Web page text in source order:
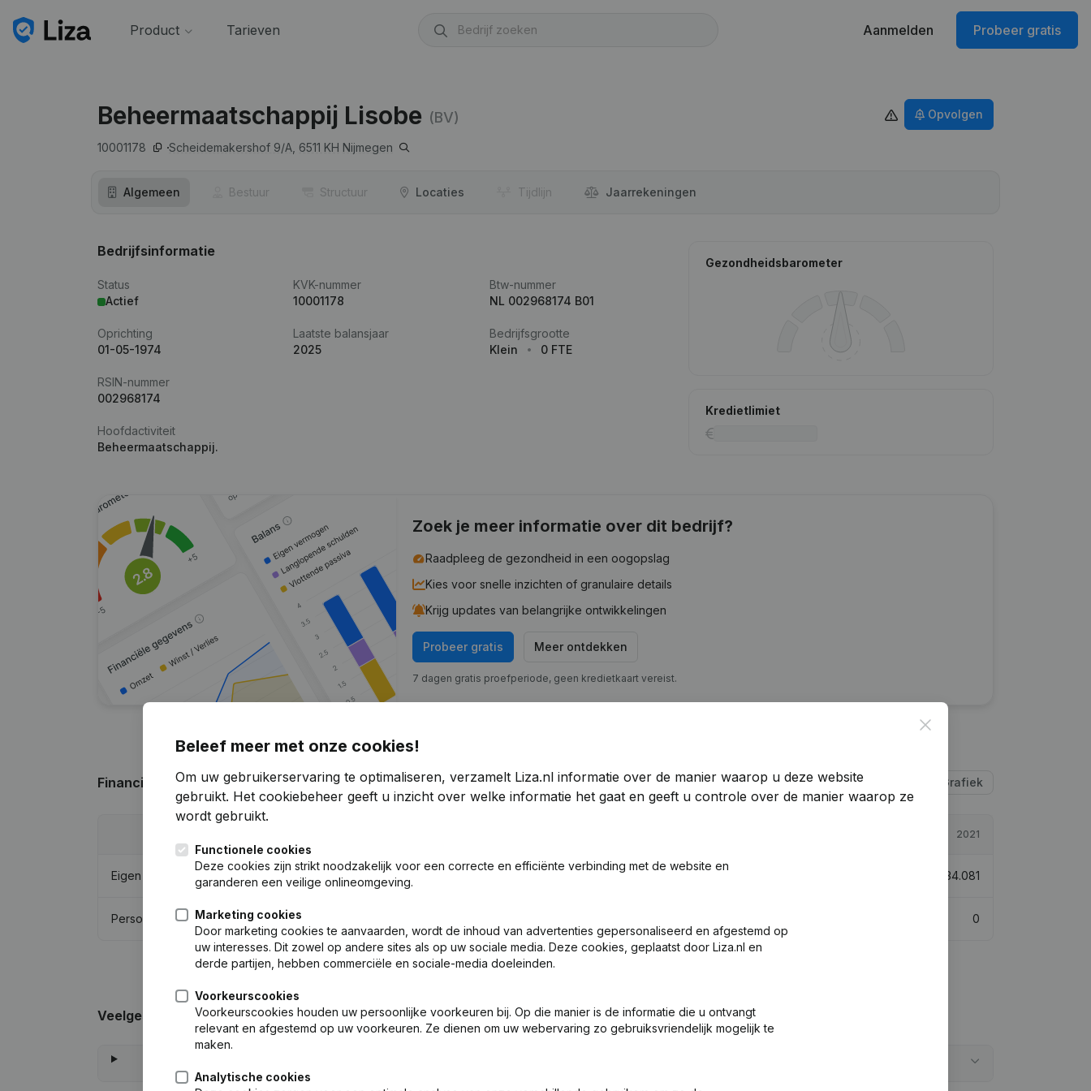
Product Tarieven Aanmelden Probeer gratis
Beheermaatschappij Lisobe (BV)
10001178 Scheidemakershof 9/A, 6511 KH Nijmegen
Opvolgen
Algemeen Bestuur Structuur Locaties Tijdlijn Jaar­rekeningen
Bedrijfsinformatie
Status
Actief
KVK-nummer
10001178
Btw-nummer
NL 002968174 B01
Oprichting
01-05-1974
Laatste balansjaar
2025
Bedrijfsgrootte
Klein
0 FTE
RSIN-nummer
002968174
Hoofdactiviteit
Beheermaatschappij.
Gezondheidsbarometer
Kredietlimiet
Zoek je meer informatie over dit bedrijf?
Raadpleeg de gezondheid in een oogopslag
Kies voor snelle inzichten of granulaire details
Krijg updates van belangrijke ontwikkelingen
Probeer gratis Meer ontdekken
7 dagen gratis proefperiode, geen kredietkaart vereist.
Financiële gegevensvan Beheermaatschappij Lisobe Grafiek
2021
Eigen vermogen 1.139.466 6,21% 1.234.081
Personeel 0
Veelgestelde vragen
Close
Beleef meer met onze cookies!
Om uw gebruikerservaring te optimaliseren, verzamelt Liza.nl informatie over de manier waarop u deze website
gebruikt. Het cookiebeheer geeft u inzicht over welke informatie het gaat en geeft u controle over de manier waarop ze
wordt gebruikt.
Functionele cookies
Deze cookies zijn strikt noodzakelijk voor een correcte en efficiënte verbinding met de website en
garanderen een veilige onlineomgeving.
Marketing cookies
Door marketing cookies te aanvaarden, wordt de inhoud van advertenties gepersonaliseerd en afgestemd op
uw interesses. Dit zowel op andere sites als op uw sociale media. Deze cookies, geplaatst door Liza.nl en
derde partijen, hebben commerciële en sociale-media doeleinden.
Voorkeurscookies
Voorkeurscookies houden uw persoonlijke voorkeuren bij. Op die manier is de informatie die u ontvangt
relevant en afgestemd op uw voorkeuren. Ze dienen om uw webervaring zo gebruiksvriendelijk mogelijk te
maken.
Analytische cookies